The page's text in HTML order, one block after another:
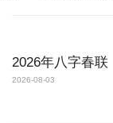
2026年八字春联
2026-08-03